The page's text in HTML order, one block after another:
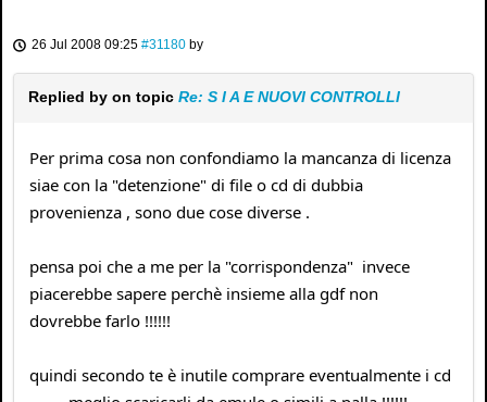
26 Jul 2008 09:25 #31180 by
Replied by on topic Re: S I A E NUOVI CONTROLLI
Per prima cosa non confondiamo la mancanza di licenza
siae con la "detenzione" di file o cd di dubbia
provenienza , sono due cose diverse .
pensa poi che a me per la "corrispondenza" invece
piacerebbe sapere perchè insieme alla gdf non
dovrebbe farlo !!!!!!
quindi secondo te è inutile comprare eventualmente i cd